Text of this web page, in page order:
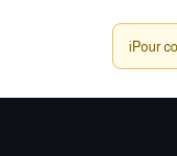
ℹPour